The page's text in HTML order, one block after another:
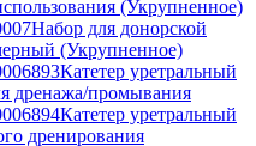
(Укрупненное)
Набор для донорской
(Укрупненное)
Катетер уретральный
дренажа/промывания
Катетер уретральный
дренирования